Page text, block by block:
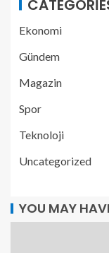
Ekonomi
Gündem
Magazin
Spor
Teknoloji
Uncategorized
YOU MAY